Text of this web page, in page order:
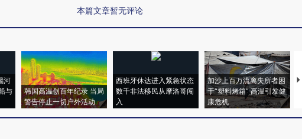
本篇文章暂无评论
河
与
韩国高温创百年纪录 当局
警告停止一切户外活动
西班牙休达进入紧急状态
数千非法移民从摩洛哥闯
入
加沙上百万流离失所者困
于“塑料烤箱” 高温引发健
康危机